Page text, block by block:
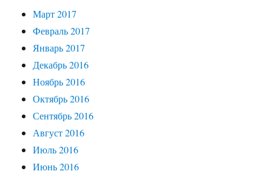
Март 2017
Февраль 2017
Январь 2017
Декабрь 2016
Ноябрь 2016
Октябрь 2016
Сентябрь 2016
Август 2016
Июль 2016
Июнь 2016